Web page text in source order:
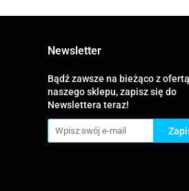
Newsletter
Bądź zawsze na bieżąco z ofertą
naszego sklepu, zapisz się do
Newslettera teraz!